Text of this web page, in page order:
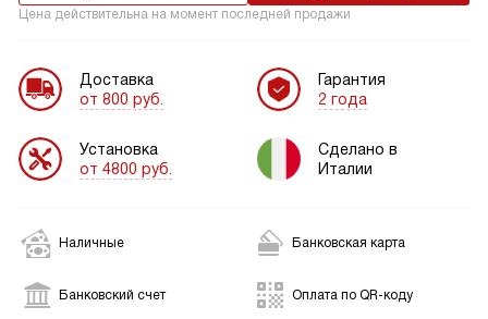
Цена действительна на момент последней продажи
Доставка
от 800 руб.
Установка
от 4800 руб.
Гарантия
2 года
Сделано в
Италии
Наличные Банковская карта
Банковский счет Оплата по QR-коду